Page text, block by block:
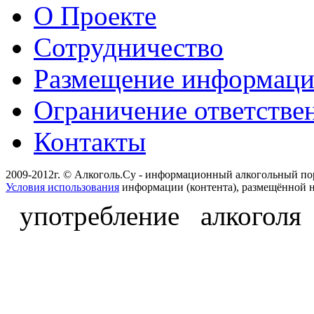
О Проекте
Сотрудничество
Размещение
Ограничение
Контакты
2009-2012г. © Алкоголь.Су - информационный алкогольный
Условия использования информации (контента), размещённой
употребление